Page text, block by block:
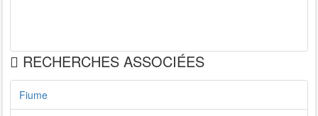
RECHERCHES ASSOCIÉES
Fiume